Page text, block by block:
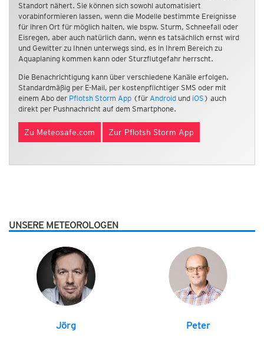
Standort nähert. Sie können sich sowohl automatisiert
vorabinformieren lassen, wenn die Modelle bestimmte Ereignisse
für ihren Ort für möglich halten, wie bspw. Sturm, Schneefall oder
Eisregen, aber auch natürlich dann, wenn es tatsächlich ernst wird
und Gewitter zu Ihnen unterwegs sind, es in Ihrem Bereich zu
Aquaplaning kommen kann oder Sturzflutgefahr herrscht.
Die Benachrichtigung kann über verschiedene Kanäle erfolgen.
Standardmäßig per E-Mail, per kostenpflichtiger SMS oder mit
einem Abo der Pflotsh Storm App (für Android und iOS ) auch
direkt per Pushnachricht auf dem Smartphone.
Zu Meteosafe.com Zur Pflotsh Storm App
UNSERE METEOROLOGEN
Jörg Peter